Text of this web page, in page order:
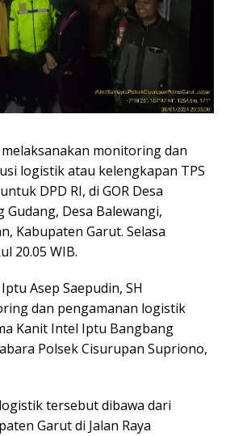
monitoring dan
logistik atau kelengkapan TPS
DPD RI, di GOR Desa
Gudang, Desa Balewangi,
Kabupaten Garut. Selasa
20.05 WIB.
Asep Saepudin, SH
dan pengamanan logistik
Kanit Intel Iptu Bangbang
Polsek Cisurupan Supriono,
tersebut dibawa dari
Garut di Jalan Raya